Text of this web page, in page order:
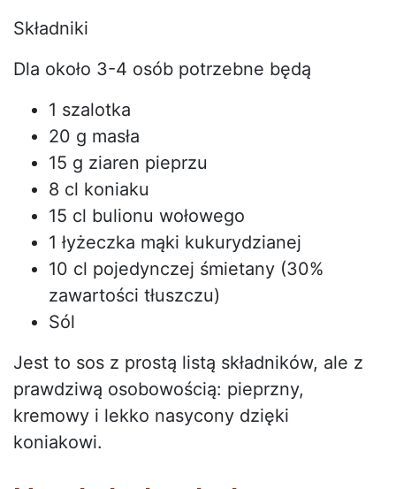
Składniki
Dla około 3-4 osób potrzebne będą
1 szalotka
20 g masła
15 g ziaren pieprzu
8 cl koniaku
15 cl bulionu wołowego
1 łyżeczka mąki kukurydzianej
10 cl pojedynczej śmietany (30%
zawartości tłuszczu)
Sól
Jest to sos z prostą listą składników, ale z
prawdziwą osobowością: pieprzny,
kremowy i lekko nasycony dzięki
koniakowi.